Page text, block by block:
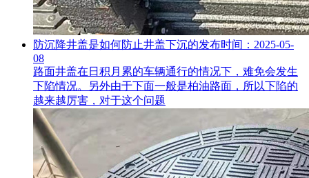
防沉降井盖是如何防止井盖下沉的发布时间：2025-05-
08
路面井盖在日积月累的车辆通行的情况下，难免会发生
下陷情况。另外由于下面一般是柏油路面，所以下陷的
越来越厉害，对于这个问题